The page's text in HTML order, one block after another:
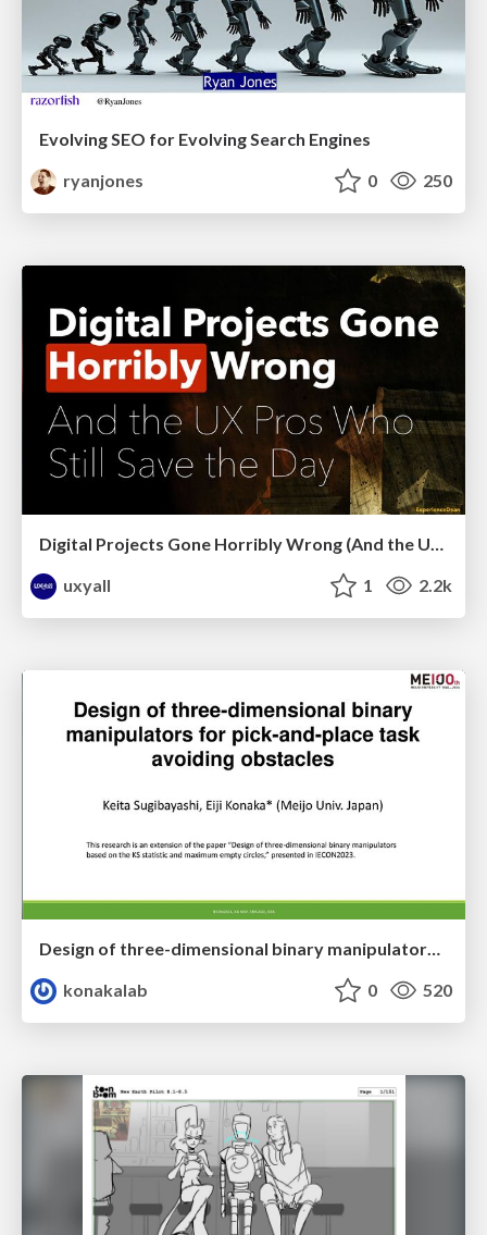
Evolving SEO for Evolving Search Engines
ryanjones
0 250
Digital Projects Gone Horribly Wrong (And the UX Pros Who Still Save the Day) - Dean Schuster
uxyall
1 2.2k
Design of three-dimensional binary manipulators for pick-and-place task avoiding obstacles (IECON2024)
konakalab
0 520